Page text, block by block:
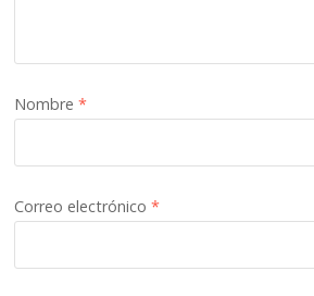
Nombre*
Correo electrónico*